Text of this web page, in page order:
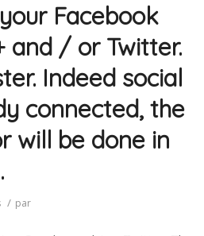
Facebook
and / or Twitter.
Indeed social
connected, the
will be done in
/ par